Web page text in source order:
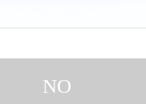
NO